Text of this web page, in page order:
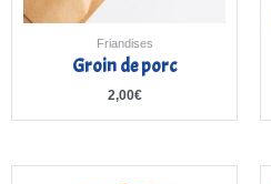
Friandises
Groin de porc
2,00€